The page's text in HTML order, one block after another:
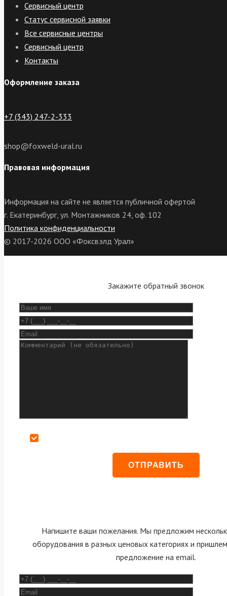
Сервисный центр
Статус сервисной заявки
Все сервисные центры
Сервисный центр
Контакты
Оформление заказа
+7 (343) 247-2-333
shop@foxweld-ural.ru
Правовая информация
Информация на сайте не является публичной офертой
г. Екатеринбург, ул. Монтажников 24, оф. 102
Политика конфиденциальности
© 2017-2026 ООО «Фоксвэлд Урал»
Закажите обратный звонок
Напишите ваши пожелания. Мы предложим
оборудования в разных ценовых категориях и
предложение на email.